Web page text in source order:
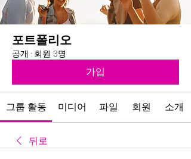
포트폴리오
공개 · 회원 3명
가입
그룹 활동 미디어 파일 회원 소개
뒤로